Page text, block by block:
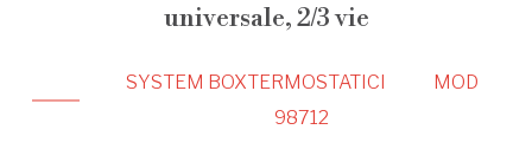
universale, 2/3 vie
SYSTEM BOXTERMOSTATICI
MOD
98712